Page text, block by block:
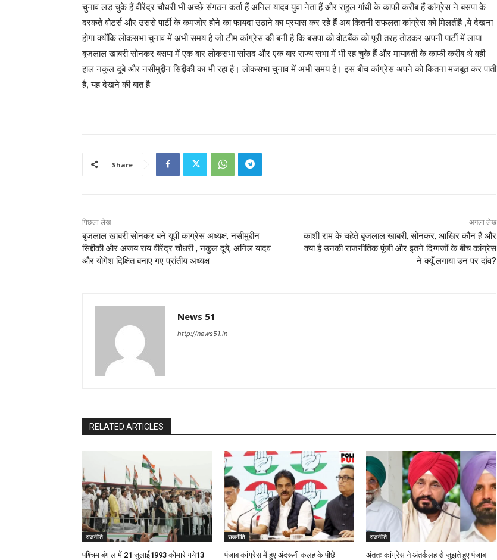
चुनाव लड़ चुके हैं वीरेंद्र चौधरी भी अच्छे संगठन कर्ता हैं अनिल यादव युवा नेता हैं और राहुल गांधी के काफी करीब हैं कांग्रेस ने बसपा के
दरकते वोटर्स और उससे पार्टी के कमजोर होने का फायदा उठाने का प्रयास कर रहे हैं अब कितनी सफलता कांग्रेस को मिलतीहै ,ये देखना
होगा क्योंकि लोकसभा चुनाव में अभी समय है जो टीम कांग्रेस की बनी है कि बसपा को वोटबैंक को पूरी तरह तोडकर अपनी पार्टी में लाया
बृजलाल खाबरी सोनकर बसपा में एक बार लोकसभा सांसद और एक बार राज्य सभा में भी रह चुके हैं और मायावती के काफी करीब थे वही
हाल नकुल दूबे और नसीमुद्दीन सिद्दीकी का भी रहा है। लोकसभा चुनाव में अभी समय है। इस बीच कांग्रेस अपने को कितना मजबूत कर पाती
है, यह देखने की बात है
Share
पिछला लेख
बृजलाल खाबरी सोनकर बने यूपी कांग्रेस अध्यक्ष, नसीमुद्दीन
सिद्दीकी और अजय राय वीरेंद्र चौधरी , नकुल दूबे, अनिल यादव
और योगेश दिक्षित बनाए गए प्रांतीय अध्यक्ष
अगला लेख
कांशी राम के चहेते बृजलाल खाबरी, सोनकर, आखिर कौन हैं और
क्या है उनकी राजनीतिक पूंजी और इतने दिग्गजों के बीच कांग्रेस
ने क्यूँ लगाया उन पर दांव?
News 51
http://news51.in
RELATED ARTICLES
राजनीति
पश्चिम बंगाल में 21 जुलाई1993 कोमारे गये13
राजनीति
पंजाब कांग्रेस में हुए अंदरूनी कलह के पीछे
राजनीति
अंततः कांग्रेस ने अंतर्कलह से जुझते हुए पंजाब